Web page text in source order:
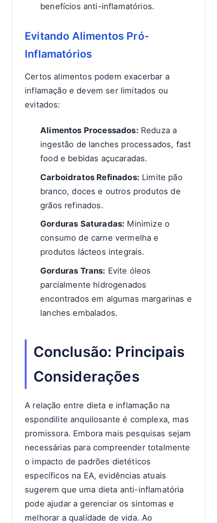
benefícios anti-inflamatórios.
Evitando Alimentos Pró-
Inflamatórios
Certos alimentos podem exacerbar a
inflamação e devem ser limitados ou
evitados:
Alimentos Processados: Reduza a
ingestão de lanches processados, fast
food e bebidas açucaradas.
Carboidratos Refinados: Limite pão
branco, doces e outros produtos de
grãos refinados.
Gorduras Saturadas: Minimize o
consumo de carne vermelha e
produtos lácteos integrais.
Gorduras Trans: Evite óleos
parcialmente hidrogenados
encontrados em algumas margarinas e
lanches embalados.
Conclusão: Principais
Considerações
A relação entre dieta e inflamação na
espondilite anquilosante é complexa, mas
promissora. Embora mais pesquisas sejam
necessárias para compreender totalmente
o impacto de padrões dietéticos
específicos na EA, evidências atuais
sugerem que uma dieta anti-inflamatória
pode ajudar a gerenciar os sintomas e
melhorar a qualidade de vida. Ao